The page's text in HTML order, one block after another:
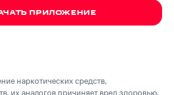
ПРИЛОЖЕНИЕ
наркотических средств,